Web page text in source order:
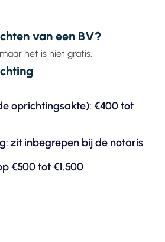
van een BV?
het is niet gratis.
oprichtingsakte): €400 tot
zit inbegrepen bij de notaris
€500 tot €1.500